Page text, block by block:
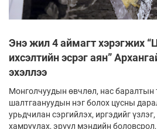
Энэ жил 4 аймагт хэрэгжих
ихсэлтийн эсрэг аян”
эхэллээ
Монголчуудын өвчлөл, нас баралтын
шалтгаануудын нэг болох цусны
урьдчилан сэргийлэх, иргэдийг
хамруулах, эрүүл мэндийн